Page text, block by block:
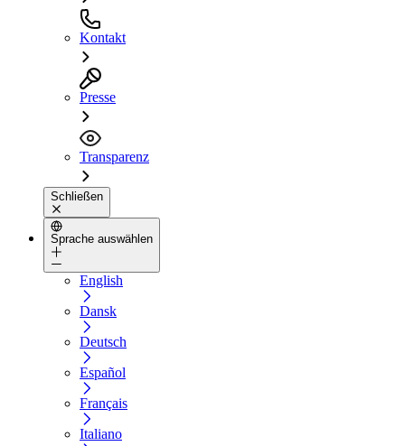
Kontakt
Presse
Transparenz
Schließen
Sprache auswählen
English
Dansk
Deutsch
Español
Français
Italiano